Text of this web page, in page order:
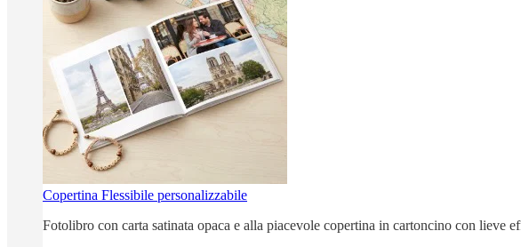
Copertina Flessibile personalizzabile
Fotolibro con carta satinata opaca e alla piacevole copertina in cartoncino con lieve